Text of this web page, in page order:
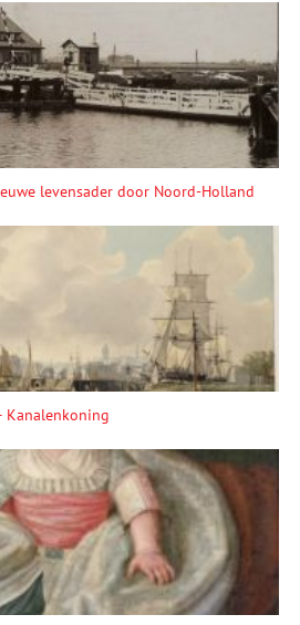
levensader door Noord-Holland
Kanalenkoning